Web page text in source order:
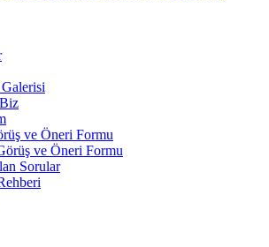
ve Öneri Formu
ve Öneri Formu
Sorular